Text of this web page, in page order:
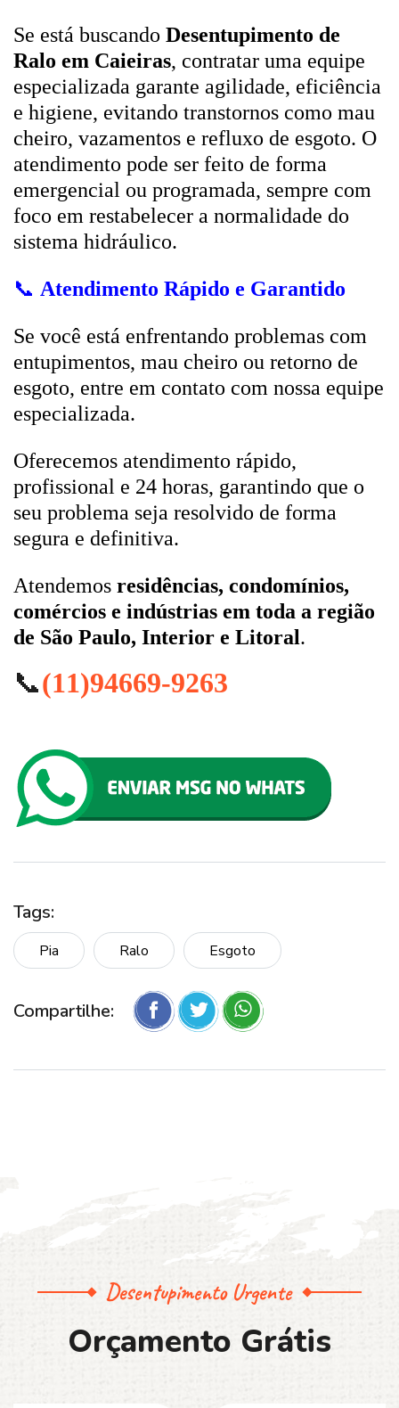
Se está buscando Desentupimento de
Ralo em Caieiras, contratar uma equipe
especializada garante agilidade, eficiência
e higiene, evitando transtornos como mau
cheiro, vazamentos e refluxo de esgoto. O
atendimento pode ser feito de forma
emergencial ou programada, sempre com
foco em restabelecer a normalidade do
sistema hidráulico.
📞 Atendimento Rápido e Garantido
Se você está enfrentando problemas com
entupimentos, mau cheiro ou retorno de
esgoto, entre em contato com nossa equipe
especializada.
Oferecemos atendimento rápido,
profissional e 24 horas, garantindo que o
seu problema seja resolvido de forma
segura e definitiva.
Atendemos residências, condomínios,
comércios e indústrias em toda a região
de São Paulo, Interior e Litoral.
📞(11)94669-9263
Tags:
Pia Ralo Esgoto
Compartilhe:
Desentupimento Urgente
Orçamento Grátis